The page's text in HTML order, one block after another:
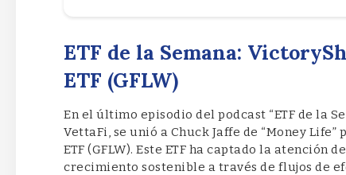
ETF de la Semana:
ETF (GFLW)
En el último episodio del podcast “ETF de la
VettaFi, se unió a Chuck Jaffe de “Money
ETF (GFLW). Este ETF ha captado la atención
crecimiento sostenible a través de flujos de